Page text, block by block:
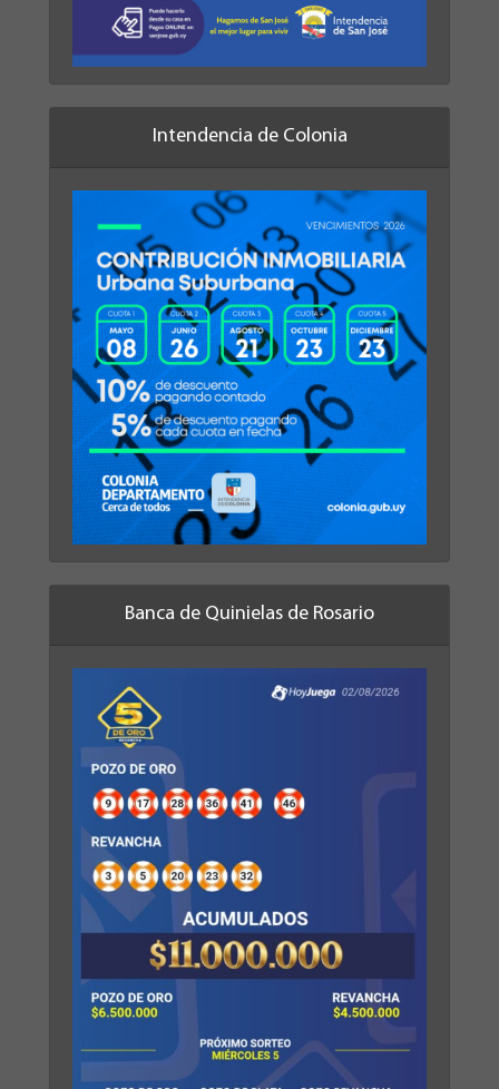
Intendencia de Colonia
Banca de Quinielas de Rosario